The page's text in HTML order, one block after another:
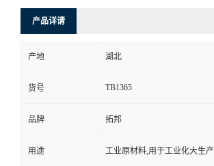
产品详请
产地 湖北
货号 TB1365
品牌 拓邦
用途 工业原材料,用于工业化大生产